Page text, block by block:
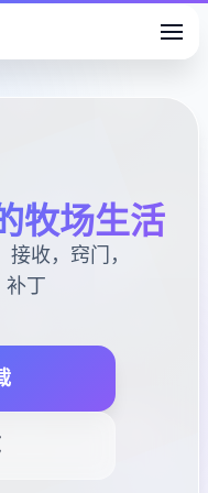
牧场生活
收，窍门，
丁